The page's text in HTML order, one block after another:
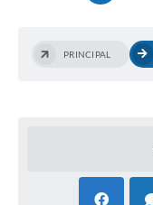
PRINCIPAL